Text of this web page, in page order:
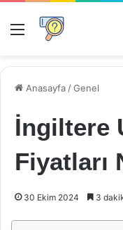
Menü
Anasayfa /Genel
İngiltere
Fiyatları
30 Ekim 2024 3